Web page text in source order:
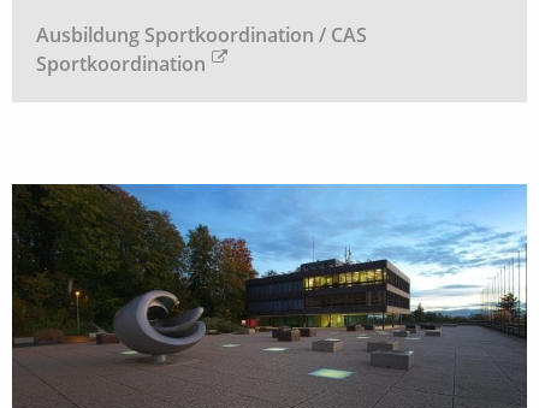
Ausbildung Sportkoordination / CAS
Sportkoordination